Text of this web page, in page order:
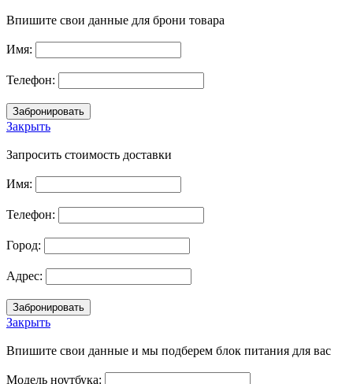
Впишите свои данные для брони товара
Имя:
Телефон:
Закрыть
Запросить стоимость доставки
Имя:
Телефон:
Город:
Адрес:
Закрыть
Впишите свои данные и мы подберем блок питания для вас
Модель ноутбука: